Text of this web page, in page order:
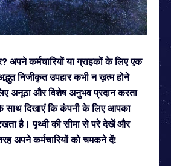
अपने कर्मचारियों या ग्राहकों के लिए एक
निजीकृत उपहार कभी न ख़त्म होने
अनूठा और विशेष अनुभव प्रदान करता
साथ दिखाएं कि कंपनी के लिए आपका
है। पृथ्वी की सीमा से परे देखें और
अपने कर्मचारियों को चमकने दें!